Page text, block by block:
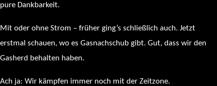
pure Dankbarkeit.
Mit oder ohne Strom – früher ging’s schließlich auch. Jetzt
erstmal schauen, wo es Gasnachschub gibt. Gut, dass wir den
Gasherd behalten haben.
Ach ja: Wir kämpfen immer noch mit der Zeitzone.